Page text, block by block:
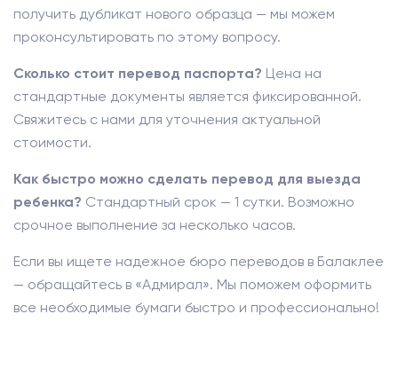
получить дубликат нового образца — мы можем
проконсультировать по этому вопросу.
Сколько стоит перевод паспорта? Цена на
стандартные документы является фиксированной.
Свяжитесь с нами для уточнения актуальной
стоимости.
Как быстро можно сделать перевод для выезда
ребенка? Стандартный срок — 1 сутки. Возможно
срочное выполнение за несколько часов.
Если вы ищете надежное бюро переводов в Балаклее
— обращайтесь в «Адмирал». Мы поможем оформить
все необходимые бумаги быстро и профессионально!